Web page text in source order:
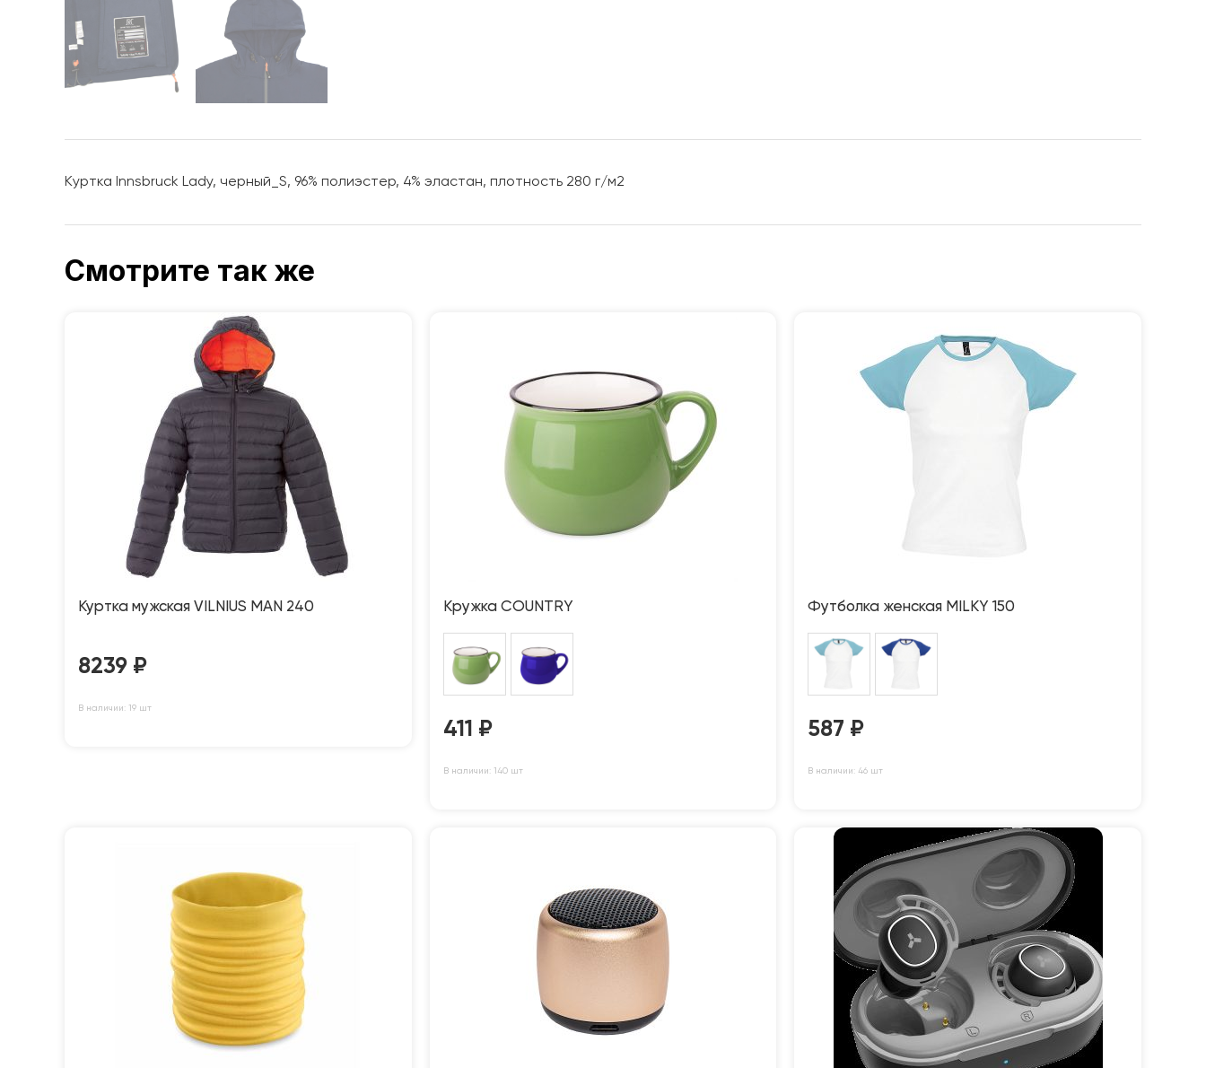
Куртка Innsbruck Lady, черный_S, 96% полиэстер, 4% эластан, плотность 280 г/м2
Смотрите так же
Куртка мужская VILNIUS MAN 240
8239 ₽
В наличии: 19 шт
Кружка COUNTRY
411 ₽
В наличии: 140 шт
Футболка женская MILKY 150
587 ₽
В наличии: 46 шт